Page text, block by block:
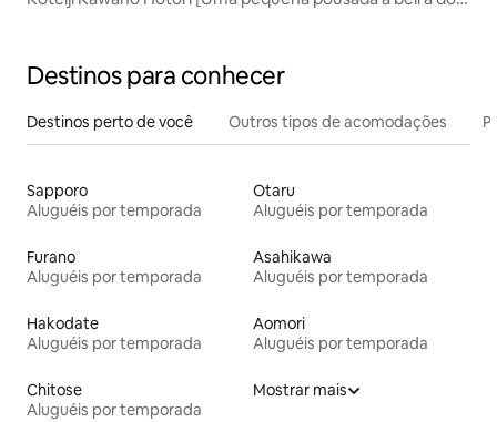
Destinos para conhecer
Destinos perto de você Outros tipos de acomodações
Sapporo
Aluguéis por temporada
Otaru
Aluguéis por temporada
Furano
Aluguéis por temporada
Asahikawa
Aluguéis por temporada
Hakodate
Aluguéis por temporada
Aomori
Aluguéis por temporada
Chitose
Aluguéis por temporada
Mostrar mais